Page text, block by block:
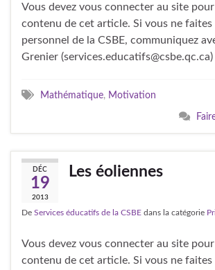
Vous devez vous connecter au site
contenu de cet article. Si vous ne faites
personnel de la CSBE, communiquez
Grenier (services.educatifs@csbe.qc.ca)
Mathématique, Motivation
DÉC
19
2013
Les éoliennes
De Services éducatifs de la CSBE dans la catégorie
Vous devez vous connecter au site
contenu de cet article. Si vous ne faites